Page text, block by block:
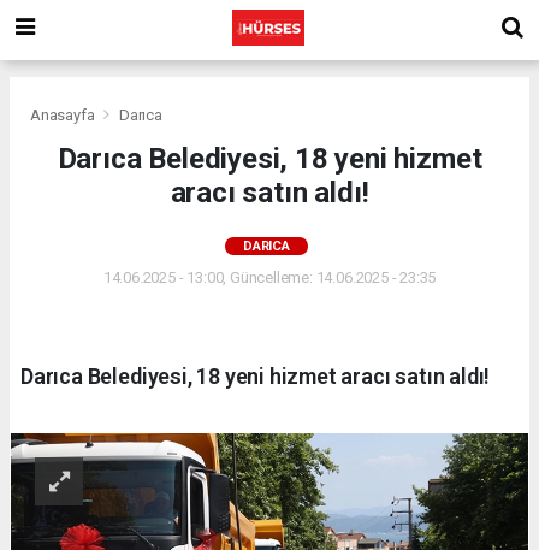
Anasayfa Darıca
Darıca Belediyesi, 18 yeni hizmet
aracı satın aldı!
DARICA
14.06.2025 - 13:00, Güncelleme: 14.06.2025 - 23:35
Darıca Belediyesi, 18 yeni hizmet aracı satın aldı!